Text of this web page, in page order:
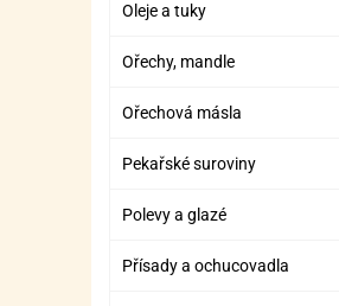
Oleje a tuky
Ořechy, mandle
Ořechová másla
Pekařské suroviny
Polevy a glazé
Přísady a ochucovadla